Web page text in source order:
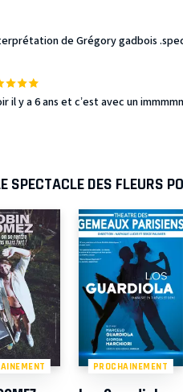
de Grégory gadbois
il y a 6 ans et c’est avec un
SPECTACLE DES FLEURS
PROCHAINEMENT